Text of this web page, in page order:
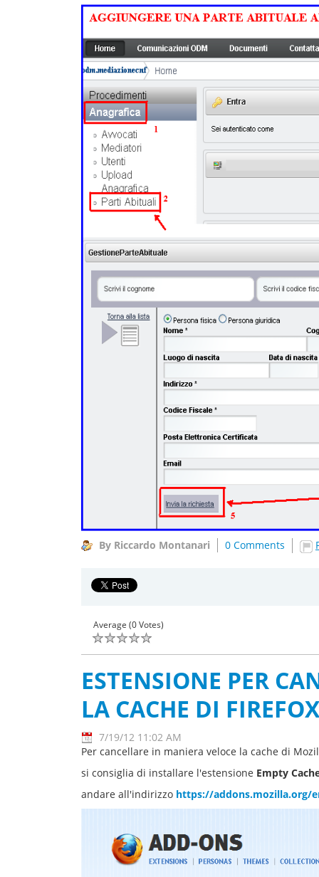
By Riccardo Montanari 0 Comments
Average (0 Votes)
ESTENSIONE PER
LA CACHE DI FIREFOX
7/19/12 11:02 AM
Per cancellare in maniera veloce la cache di
si consiglia di installare l'estensione Empty
andare all'indirizzo https://addons.mozilla.org/